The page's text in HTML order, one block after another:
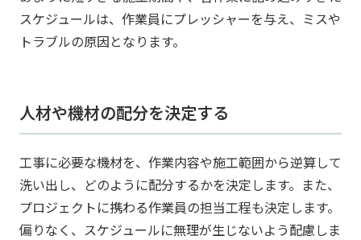
スケジュールは、作業員にプレッシャーを与え、ミスや
トラブルの原因となります。
人材や機材の配分を決定する
工事に必要な機材を、作業内容や施工範囲から逆算して
洗い出し、どのように配分するかを決定します。また、
プロジェクトに携わる作業員の担当工程も決定します。
偏りなく、スケジュールに無理が生じないよう配慮しま